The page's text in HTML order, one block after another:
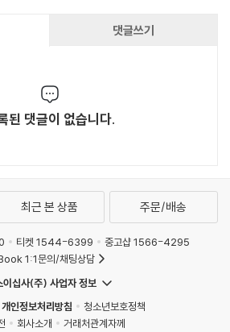
댓글쓰기
된 댓글이 없습니다.
최근 본 상품 주문/배송
티켓 1544-6399
중고샵 1566-4295
1:1문의/채팅상담
이십사(주) 사업자 정보
개인정보처리방침
청소년보호정책
회사소개 거래처관계자께